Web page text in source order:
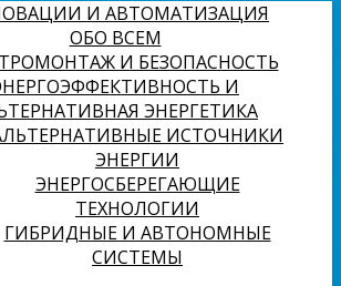
И АВТОМАТИЗАЦИЯ
ОБО ВСЕМ
И БЕЗОПАСНОСТЬ
И
ЭНЕРГЕТИКА
ИСТОЧНИКИ
ЭНЕРГИИ
ЭНЕРГОСБЕРЕГАЮЩИЕ
ТЕХНОЛОГИИ
ГИБРИДНЫЕ И АВТОНОМНЫЕ
СИСТЕМЫ